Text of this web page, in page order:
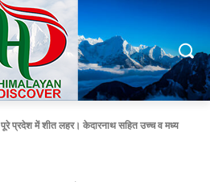
पूरे प्रदेश में शीत लहर। केदारनाथ सहित उच्च व मध्य